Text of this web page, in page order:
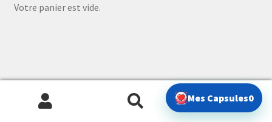
Votre panier est vide.
© Gacha Treasure 2026
Politique de confidentialité
Built with WooCommerce.
Recherche
Recherche
0
Mes Capsules0